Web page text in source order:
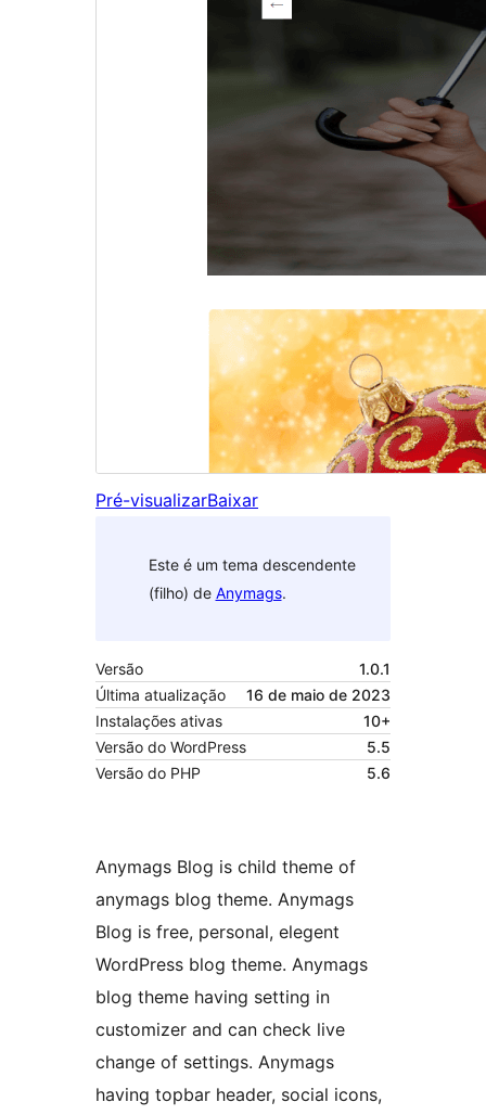
Pré-visualizarBaixar
Este é um tema descendente
(filho) de Anymags.
Versão
1.0.1
Última atualização
16 de maio de 2023
Instalações ativas
10+
Versão do WordPress
5.5
Versão do PHP
5.6
Anymags Blog is child theme of
anymags blog theme. Anymags
Blog is free, personal, elegent
WordPress blog theme. Anymags
blog theme having setting in
customizer and can check live
change of settings. Anymags
having topbar header, social icons,